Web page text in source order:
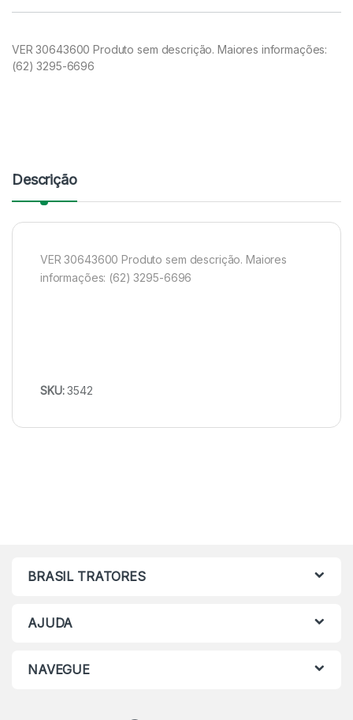
VER 30643600 Produto sem descrição. Maiores informações:
(62) 3295-6696
Descrição
VER 30643600 Produto sem descrição. Maiores
informações: (62) 3295-6696
SKU:3542
BRASIL TRATORES
AJUDA
NAVEGUE